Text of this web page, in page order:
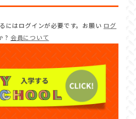
にはログインが必要です。お願い ログ
? 会員について